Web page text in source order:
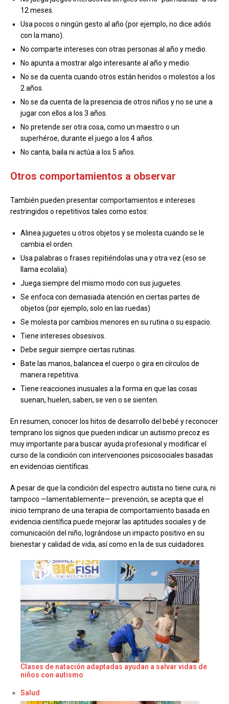
12 meses.
Usa pocos o ningún gesto al año (por ejemplo, no dice adiós
con la mano).
No comparte intereses con otras personas al año y medio.
No apunta a mostrar algo interesante al año y medio.
No se da cuenta cuando otros están heridos o molestos a los
2 años.
No se da cuenta de la presencia de otros niños y no se une a
jugar con ellos a los 3 años.
No pretende ser otra cosa, como un maestro o un
superhéroe, durante el juego a los 4 años.
No canta, baila ni actúa a los 5 años.
Otros comportamientos a observar
También pueden presentar comportamientos e intereses
restringidos o repetitivos tales como estos:
Alinea juguetes u otros objetos y se molesta cuando se le
cambia el orden.
Usa palabras o frases repitiéndolas una y otra vez (eso se
llama ecolalia).
Juega siempre del mismo modo con sus juguetes.
Se enfoca con demasiada atención en ciertas partes de
objetos (por ejemplo, solo en las ruedas)
Se molesta por cambios menores en su rutina o su espacio.
Tiene intereses obsesivos.
Debe seguir siempre ciertas rutinas.
Bate las manos, balancea el cuerpo o gira en círculos de
manera repetitiva.
Tiene reacciones inusuales a la forma en que las cosas
suenan, huelen, saben, se ven o se sienten.
En resumen, conocer los hitos de desarrollo del bebé y reconocer
temprano los signos que pueden indicar un autismo precoz es
muy importante para buscar ayuda profesional y modificar el
curso de la condición con intervenciones psicosociales basadas
en evidencias científicas.
A pesar de que la condición del espectro autista no tiene cura, ni
tampoco —lamentablemente— prevención, se acepta que el
inicio temprano de una terapia de comportamiento basada en
evidencia científica puede mejorar las aptitudes sociales y de
comunicación del niño, lográndose un impacto positivo en su
bienestar y calidad de vida, así como en la de sus cuidadores.
Clases de natación adaptadas ayudan a salvar vidas de
niños con autismo
Respecto a
Salud